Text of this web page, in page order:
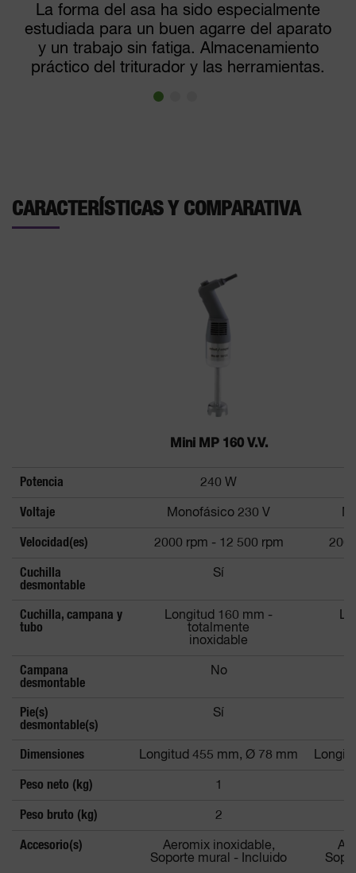
La forma del asa ha sido especialmente
estudiada para un buen agarre del aparato
y un trabajo sin fatiga. Almacenamiento
práctico del triturador y las herramientas.
CARACTERÍSTICAS Y COMPARATIVA
Mini MP 160 V.V.
Potencia 240 W
Voltaje Monofásico 230 V
Velocidad(es) 2000 rpm - 12 500 rpm
Cuchilla
desmontable
Sí
Cuchilla, campana y
tubo
Longitud 160 mm -
totalmente
inoxidable
Campana
desmontable
No
Pie(s)
desmontable(s)
Sí
Dimensiones Longitud 455 mm, Ø 78 mm
Peso neto (kg) 1
Peso bruto (kg) 2
Accesorio(s)
Aeromix inoxidable,
Soporte mural - Incluido